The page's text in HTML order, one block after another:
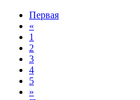
Первая
«
1
2
3
4
5
»